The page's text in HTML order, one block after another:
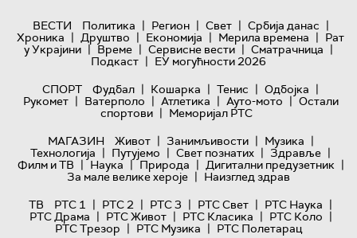
ВЕСТИ Политика | Регион | Свет | Србија данас |
Хроника | Друштво | Економија | Мерила времена | Рат
у Украјини | Време | Сервисне вести | Сматрачница |
Подкаст | ЕУ могућности 2026
СПОРТ
Фудбал | Кошарка | Тенис | Одбојка |
Рукомет | Ватерполо | Атлетика | Ауто-мото | Остали
спортови | Меморијал РТС
МАГАЗИН
Живот | Занимљивости | Музика |
Технологијa | Путујемо | Свет познатих | Здравље |
Филм и ТВ | Наука | Природа | Дигитални предузетник |
За мале велике хероје | Наизглед здрав
ТВ
РТС 1 | РТС 2 | РТС 3 | РТС Свет | РТС Наука |
РТС Драма | РТС Живот | РТС Класика | РТС Коло |
РТС Трезор | РТС Музика | РТС Полетарац